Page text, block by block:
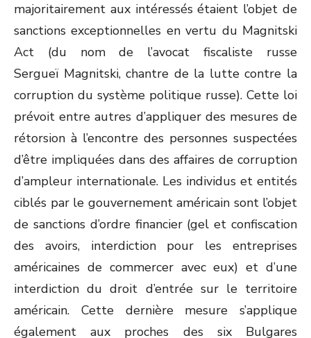
majoritairement aux intéressés étaient l’objet de
sanctions exceptionnelles en vertu du Magnitski
Act (du nom de l’avocat fiscaliste russe
Sergueï Magnitski, chantre de la lutte contre la
corruption du système politique russe). Cette loi
prévoit entre autres d’appliquer des mesures de
rétorsion à l’encontre des personnes suspectées
d’être impliquées dans des affaires de corruption
d’ampleur internationale. Les individus et entités
ciblés par le gouvernement américain sont l’objet
de sanctions d’ordre financier (gel et confiscation
des avoirs, interdiction pour les entreprises
américaines de commercer avec eux) et d’une
interdiction du droit d’entrée sur le territoire
américain. Cette dernière mesure s’applique
également aux proches des six Bulgares